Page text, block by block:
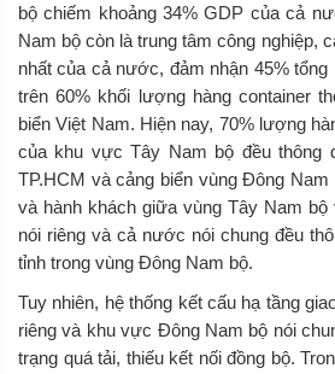
bộ chiếm khoảng 34% GDP của cả
Nam bộ còn là trung tâm công nghiệp,
nhất của cả nước, đảm nhận 45%
trên 60% khối lượng hàng container
biển Việt Nam. Hiện nay, 70% lượng
của khu vực Tây Nam bộ đều thông
TP.HCM và cảng biển vùng Đông
và hành khách giữa vùng Tây Nam
nói riêng và cả nước nói chung đều
tỉnh trong vùng Đông Nam bộ.
Tuy nhiên, hệ thống kết cấu hạ tầng
riêng và khu vực Đông Nam bộ nói
trạng quá tải, thiếu kết nối đồng bộ.